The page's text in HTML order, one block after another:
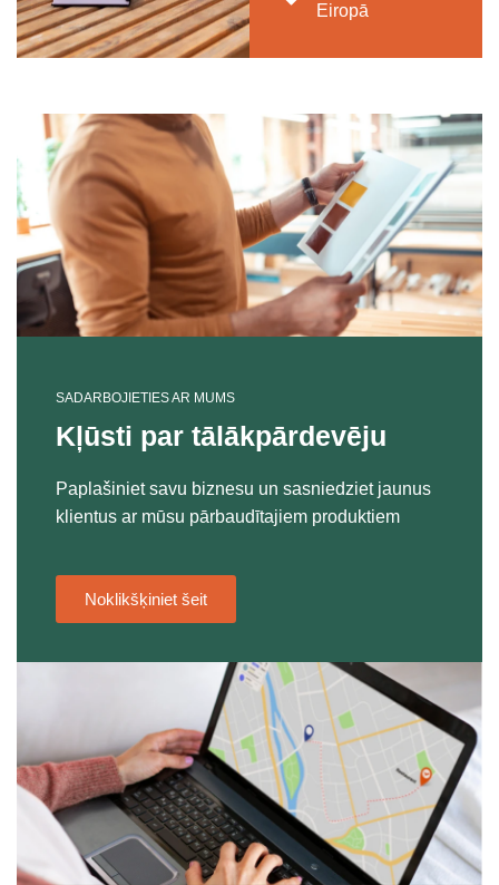
Eiropā
SADARBOJIETIES AR MUMS
Kļūsti par tālākpārdevēju
Paplašiniet savu biznesu un sasniedziet jaunus
klientus ar mūsu pārbaudītajiem produktiem
Noklikšķiniet šeit